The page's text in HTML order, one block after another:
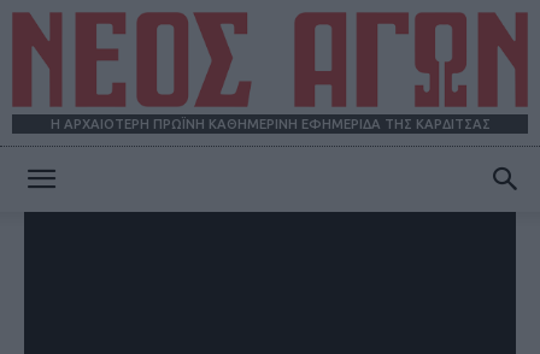
Η ΑΡΧΑΙΟΤΕΡΗ ΠΡΩΪΝΗ ΚΑΘΗΜΕΡΙΝΗ ΕΦΗΜΕΡΙΔΑ ΤΗΣ ΚΑΡΔΙΤΣΑΣ